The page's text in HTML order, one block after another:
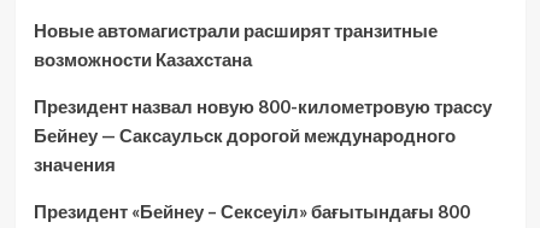
Новые автомагистрали расширят транзитные
возможности Казахстана
Президент назвал новую 800-километровую трассу
Бейнеу — Саксаульск дорогой международного
значения
Президент «Бейнеу – Сексеуіл» бағытындағы 800